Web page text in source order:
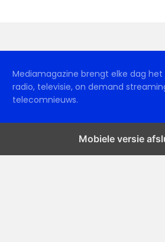
Mediamagazine brengt elke dag
radio, televisie, on demand
telecomnieuws.
Mobiele versie